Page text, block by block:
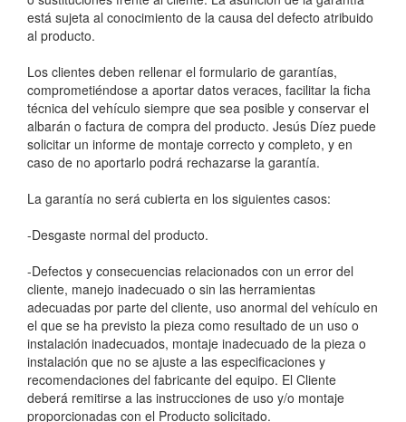
está sujeta al conocimiento de la causa del defecto atribuido
al producto.
Los clientes deben rellenar el formulario de garantías,
comprometiéndose a aportar datos veraces, facilitar la ficha
técnica del vehículo siempre que sea posible y conservar el
albarán o factura de compra del producto. Jesús Díez puede
solicitar un informe de montaje correcto y completo, y en
caso de no aportarlo podrá rechazarse la garantía.
La garantía no será cubierta en los siguientes casos:
-Desgaste normal del producto.
-Defectos y consecuencias relacionados con un error del
cliente, manejo inadecuado o sin las herramientas
adecuadas por parte del cliente, uso anormal del vehículo en
el que se ha previsto la pieza como resultado de un uso o
instalación inadecuados, montaje inadecuado de la pieza o
instalación que no se ajuste a las especificaciones y
recomendaciones del fabricante del equipo. El Cliente
deberá remitirse a las instrucciones de uso y/o montaje
proporcionadas con el Producto solicitado.